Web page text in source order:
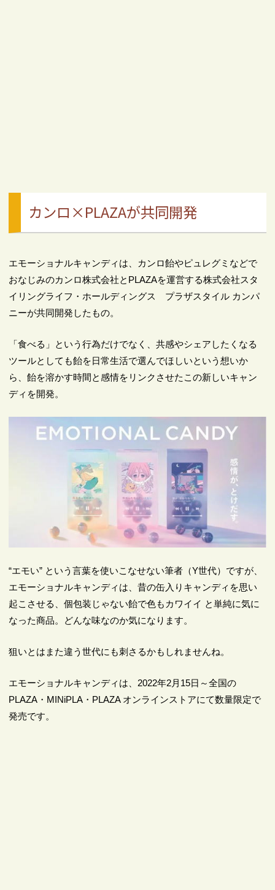
カンロ×PLAZAが共同開発
エモーショナルキャンディは、カンロ飴やピュレグミなどで
おなじみのカンロ株式会社とPLAZAを運営する株式会社スタ
イリングライフ・ホールディングス プラザスタイル カンパ
ニーが共同開発したもの。
「食べる」という行為だけでなく、共感やシェアしたくなる
ツールとしても飴を日常生活で選んでほしいという想いか
ら、飴を溶かす時間と感情をリンクさせたこの新しいキャン
ディを開発。
“エモい” という言葉を使いこなせない筆者（Y世代）ですが、
エモーショナルキャンディは、昔の缶入りキャンディを思い
起こさせる、個包装じゃない飴で色もカワイイ と単純に気に
なった商品。どんな味なのか気になります。
狙いとはまた違う世代にも刺さるかもしれませんね。
エモーショナルキャンディは、2022年2月15日～全国の
PLAZA・MINiPLA・PLAZA オンラインストアにて数量限定で
発売です。